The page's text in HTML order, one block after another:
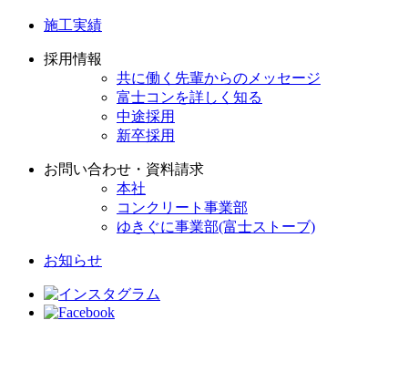
施工実績
採用情報
共に働く先輩からのメッセージ
富士コンを詳しく知る
中途採用
新卒採用
お問い合わせ・資料請求
本社
コンクリート事業部
ゆきぐに事業部(富士ストーブ)
お知らせ